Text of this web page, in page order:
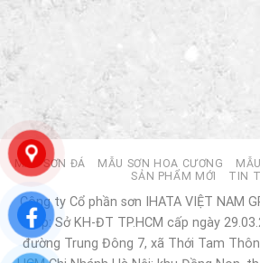
MẪU SƠN ĐÁ MẪU SƠN HOA CƯƠNG
SẢN PHẨM MỚI
TIN
Công ty Cổ phần sơn IHATA VIỆT NAM
cấp: Sở KH-ĐT TP.HCM cấp ngày
đường Trung Đông 7, xã Thới Tam